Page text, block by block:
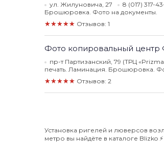
ул. Жилуновича, 27 8 (017) 317-
Брошюровка. Фото на документы.
★★★★★ Отзывов: 1
Фото копировальный центр
пр-т Партизанский, 79 (ТРЦ
печать. Ламинация. Брошюровка.
★★★★★ Отзывов: 2
Установка ригелей и люверсов
метро вы найдёте в каталоге Blizko ⚡️